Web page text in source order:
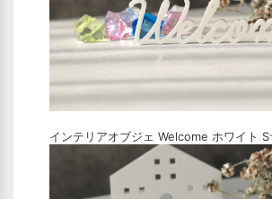
インテリアオブジェ Welcome ホワイト S